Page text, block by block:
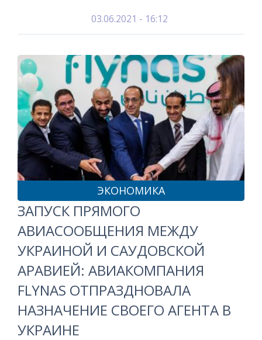
03.06.2021 - 16:12
ЭКОНОМИКА
ЗАПУСК ПРЯМОГО
АВИАСООБЩЕНИЯ МЕЖДУ
УКРАИНОЙ И САУДОВСКОЙ
АРАВИЕЙ: АВИАКОМПАНИЯ
FLYNAS ОТПРАЗДНОВАЛА
НАЗНАЧЕНИЕ СВОЕГО АГЕНТА В
УКРАИНЕ